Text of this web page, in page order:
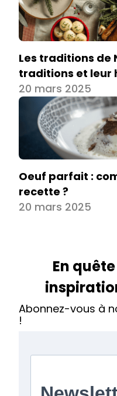
Les traditions de
traditions et leur
20 mars 2025
Oeuf parfait :
recette ?
20 mars 2025
En
Abonnez-vous à
!